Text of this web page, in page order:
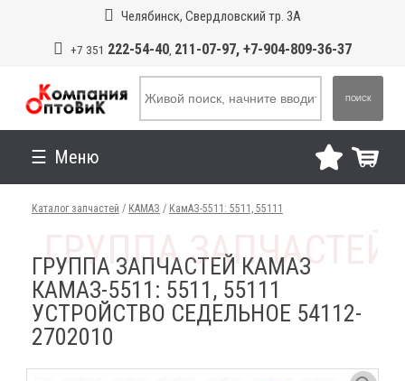
Челябинск, Свердловский тр. 3А
+7 351 222-54-40, 211-07-97, +7-904-809-36-37
ПОИСК
Меню
Каталог запчастей / КАМАЗ / КамАЗ-5511: 5511, 55111
ГРУППА ЗАПЧАСТЕЙ КАМАЗ
КАМАЗ-5511: 5511, 55111
УСТРОЙСТВО СЕДЕЛЬНОЕ 54112-
2702010